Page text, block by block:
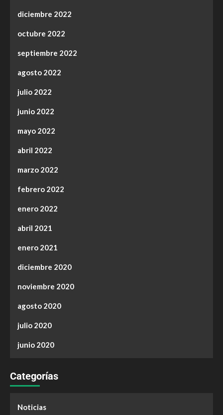
diciembre 2022
octubre 2022
septiembre 2022
agosto 2022
julio 2022
junio 2022
mayo 2022
abril 2022
marzo 2022
febrero 2022
enero 2022
abril 2021
enero 2021
diciembre 2020
noviembre 2020
agosto 2020
julio 2020
junio 2020
Categorías
Noticias